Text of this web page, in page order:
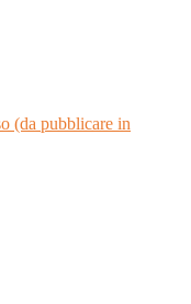
(da pubblicare in